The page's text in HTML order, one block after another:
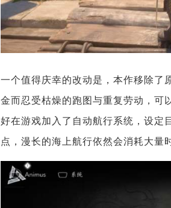
一个值得庆幸的改动是，本作移除了
金而忍受枯燥的跑图与重复劳动，可
好在游戏加入了自动航行系统，设定
点，漫长的海上航行依然会消耗大